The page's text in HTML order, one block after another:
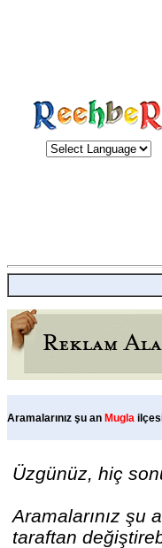
Aramalarınız şu an Mugla
Üzgünüz, hiç
Aramalarınız şu
taraftan